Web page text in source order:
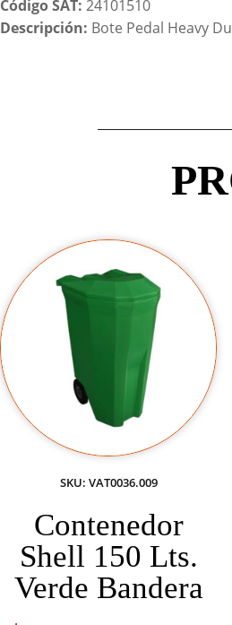
Código SAT: 24101510
Descripción: Bote Pedal Heavy
SKU: VAT0036.009
Contenedor
Shell 150 Lts.
Verde Bandera